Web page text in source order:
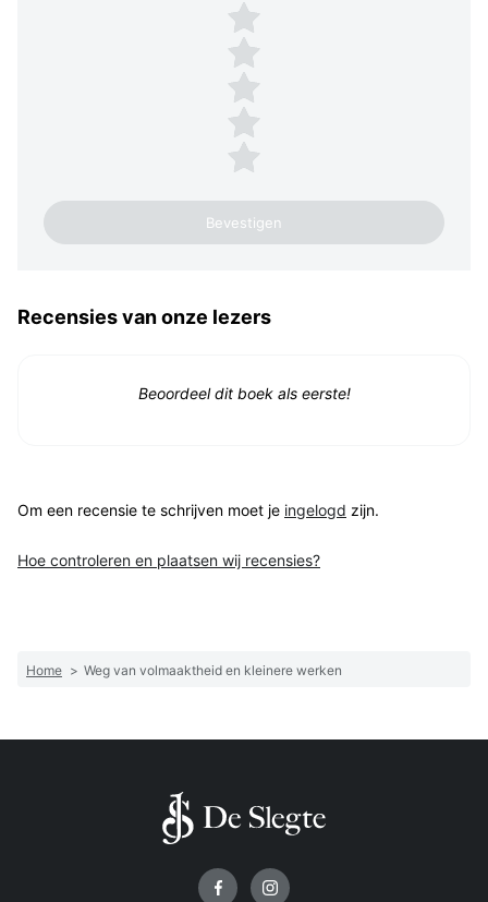
Plaats een beoordeling
5 sterren
4 sterren
3 sterren
2 sterren
1 ster
Recensies van onze lezers
Beoordeel dit boek als eerste!
Om een recensie te schrijven moet je ingelogd zijn.
Hoe controleren en plaatsen wij recensies?
Home > Weg van volmaaktheid en kleinere werken